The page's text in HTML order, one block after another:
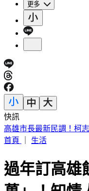
更多
快訊
苗栗死亡車禍！小轎車
昏迷
過年訂高雄